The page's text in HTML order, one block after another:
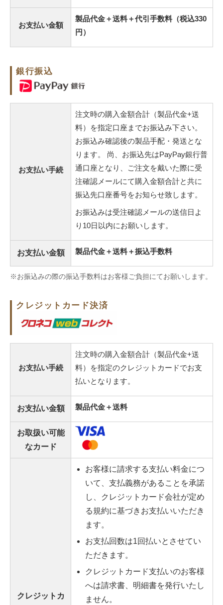
お支払い金額
製品代金＋送料＋代引手数料（税込330
円）
銀行振込
お支払い手続
注文時の購入金額合計（製品代金+送
料）を指定口座までお振込み下さい。
お振込み確認後の製品手配・発送とな
ります。 尚、お振込先はPayPay銀行普
通口座となり、ご注文を戴いた際に受
注確認メールにて購入金額合計と共に
振込先口座番号をお知らせ致します。
お振込みは受注確認メールの送信日よ
り10日以内にお願いします。
お支払い金額 製品代金＋送料＋振込手数料
※お振込みの際の振込手数料はお客様ご負担にてお願いします。
クレジットカード決済
お支払い手続
注文時の購入金額合計（製品代金+送
料）を指定のクレジットカードでお支
払いとなります。
お支払い金額 製品代金＋送料
お取扱い可能
なカード
クレジットカ
お客様に請求する支払い料金につ
いて、支払義務があることを承諾
し、クレジットカード会社が定め
る規約に基づきお支払いいただき
ます。
お支払回数は1回払いとさせてい
ただきます。
クレジットカード支払いのお客様
へは請求書、明細書を発行いたし
ません。